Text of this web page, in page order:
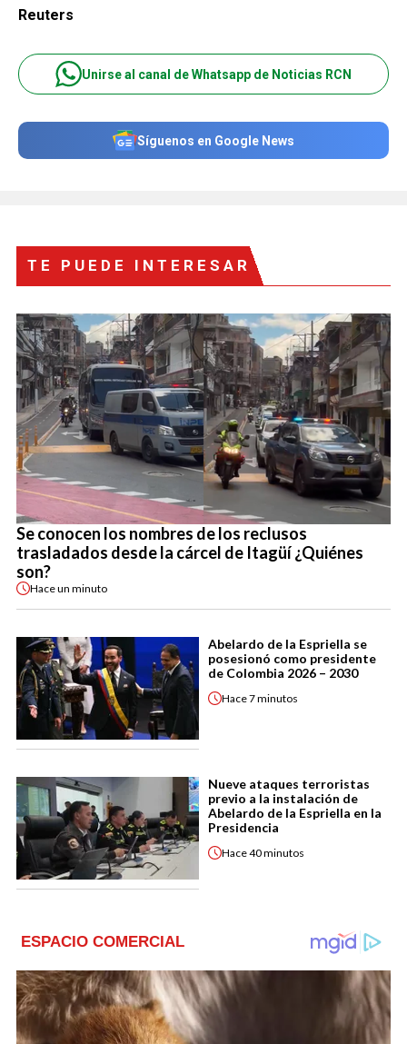
Reuters
Unirse al canal de Whatsapp de Noticias RCN
Síguenos en Google News
TE PUEDE INTERESAR
Se conocen los nombres de los reclusos
trasladados desde la cárcel de Itagüí ¿Quiénes
son?
Haceun minuto
Abelardo de la Espriella se
posesionó como presidente
de Colombia 2026 – 2030
Hace7 minutos
Nueve ataques terroristas
previo a la instalación de
Abelardo de la Espriella en la
Presidencia
Hace40 minutos